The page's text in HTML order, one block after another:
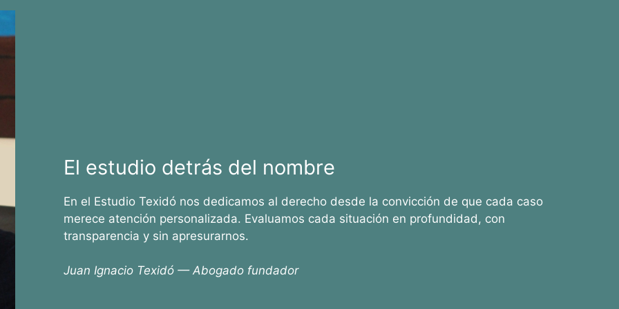
El estudio detrás del nombre
En el Estudio Texidó nos dedicamos al derecho desde la convicción de que cada caso
merece atención personalizada. Evaluamos cada situación en profundidad, con
transparencia y sin apresurarnos.
Juan Ignacio Texidó — Abogado fundador